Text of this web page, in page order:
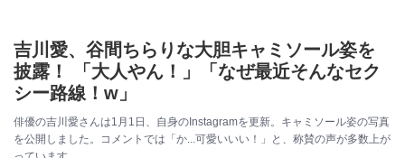
吉川愛、谷間ちらりな大胆キャミソール姿を
披露！ 「大人やん！」「なぜ最近そんなセク
シー路線！w」
俳優の吉川愛さんは1月1日、自身のInstagramを更新。キャミソール姿の写真
を公開しました。コメントでは「か...可愛いいい！」と、称賛の声が多数上が